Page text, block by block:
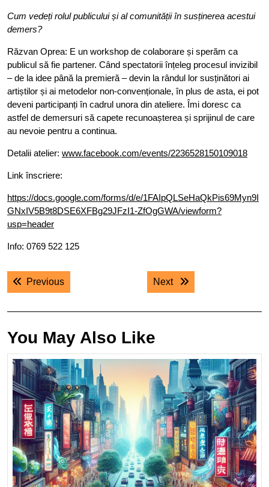
Cum vedeți rolul publicului și al comunității în susținerea acestui
demers?
Răzvan Oprea: E un workshop de colaborare și sperăm ca
publicul să fie partener. Când spectatorii înțeleg procesul invizibil
– de la idee până la premieră – devin la rândul lor susținători ai
artiștilor și ai metodelor non-convenționale, în plus de asta, ei pot
deveni participanți în cadrul unora din ateliere. Îmi doresc ca
astfel de demersuri să capete recunoașterea și sprijinul de care
au nevoie pentru a continua.
Detalii atelier: www.facebook.com/events/2236528150109018
Link înscriere:
https://docs.google.com/forms/d/e/1FAIpQLSeHaQkPis69Myn9I
GNxIV5B9t8DSE6XFBg29JFzI1-ZfOgGWA/viewform?
usp=header
Info: 0769 522 125
Navigare
în
PreviousPrevious post: Next Next post:
You May Also Like